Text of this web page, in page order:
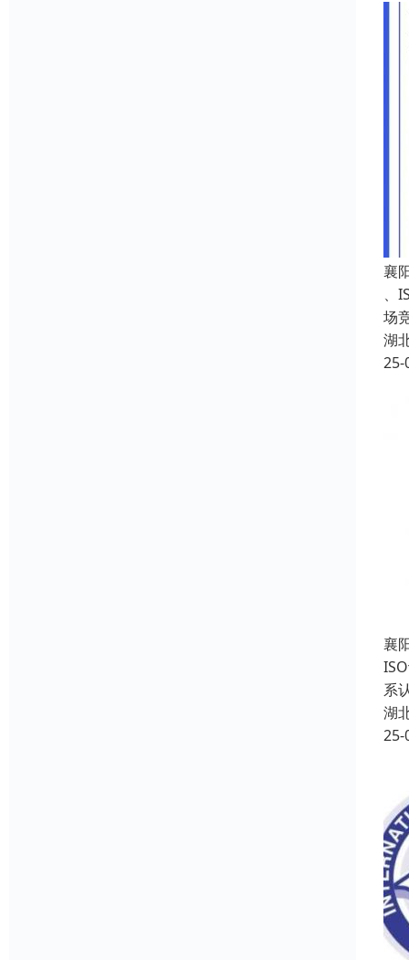
襄
、
场
湖
25-
襄
系
湖
25-